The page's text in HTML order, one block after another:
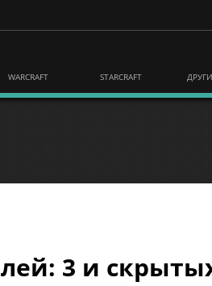
WARCRAFT STARCRAFT
3 и